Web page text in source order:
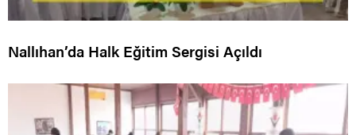
Nallıhan’da Halk Eğitim Sergisi Açıldı